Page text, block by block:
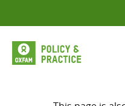
to
content